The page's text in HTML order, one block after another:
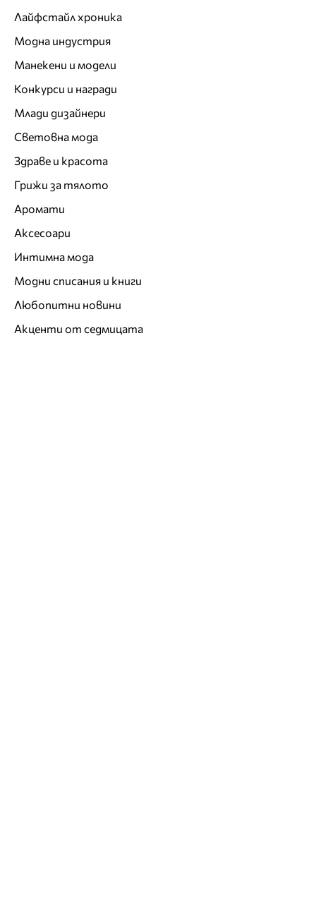
Лайфстайл хроника
Модна индустрия
Манекени и модели
Конкурси и награди
Млади дизайнери
Световна мода
Здраве и красота
Грижи за тялото
Аромати
Аксесоари
Интимна мода
Модни списания и книги
Любопитни новини
Акценти от седмицата